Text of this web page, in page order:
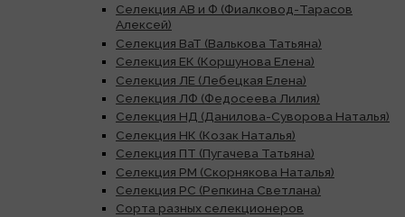
Селекция АВ и Ф (Фиалковод-Тарасов
Алексей)
Селекция ВаТ (Валькова Татьяна)
Селекция ЕК (Коршунова Елена)
Селекция ЛЕ (Лебецкая Елена)
Селекция ЛФ (Федосеева Лилия)
Селекция НД (Данилова-Суворова Наталья)
Селекция НК (Козак Наталья)
Селекция ПТ (Пугачева Татьяна)
Селекция РМ (Скорнякова Наталья)
Селекция РС (Репкина Светлана)
Сорта разных селекционеров